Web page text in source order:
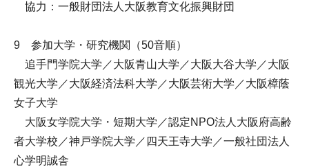
協力：一般財団法人大阪教育文化振興財団
9 参加大学・研究機関（50音順）
追手門学院大学／大阪青山大学／大阪大谷大学／大阪
観光大学／大阪経済法科大学／大阪芸術大学／大阪樟蔭
女子大学
大阪女学院大学・短期大学／認定NPO法人大阪府高齢
者大学校／神戸学院大学／四天王寺大学／一般社団法人
心学明誠舎